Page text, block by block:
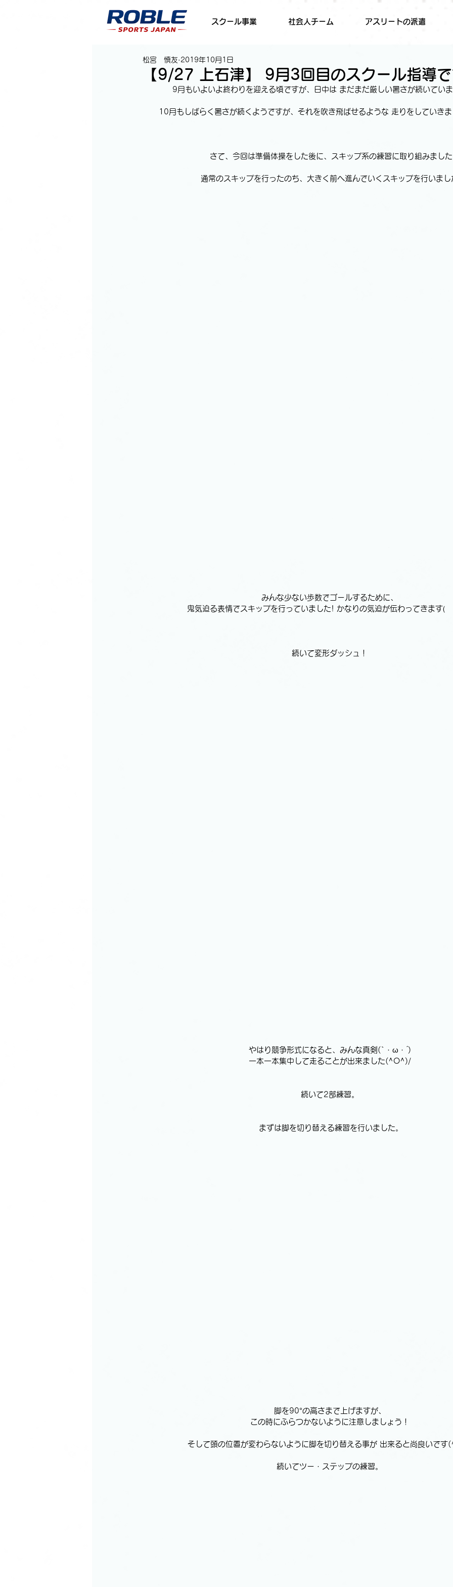
スクール事業 社会人チーム アスリートの派遣
【9/27 上石津】 9月3回目のスクール指導
松宮 慎友 2019年10月1日
9月もいよいよ終わりを迎える頃ですが、日中は まだまだ厳しい暑さが続いてい
10月もしばらく暑さが続くようですが、それを吹き飛ばせるような 走りをしていき
さて、今回は準備体操をした後に、スキップ系の練習に取り組みまし
通常のスキップを行ったのち、大きく前へ進んでいくスキップを行いまし
みんな少ない歩数でゴールするために、
鬼気迫る表情でスキップを行っていました! かなりの気迫が伝わってき
続いて変形ダッシュ！
やはり競争形式になると、みんな真剣(`・ω・ ́)
一本一本集中して走ることが出来ました(^O^)/
続いて2部練習。
まずは脚を切り替える練習を行いました。
脚を90°の高さまで上げますが、
この時にふらつかないように注意しましょう！
そして頭の位置が変わらないように脚を切り替える事が 出来ると尚良いで
続いてツー・ステップの練習。